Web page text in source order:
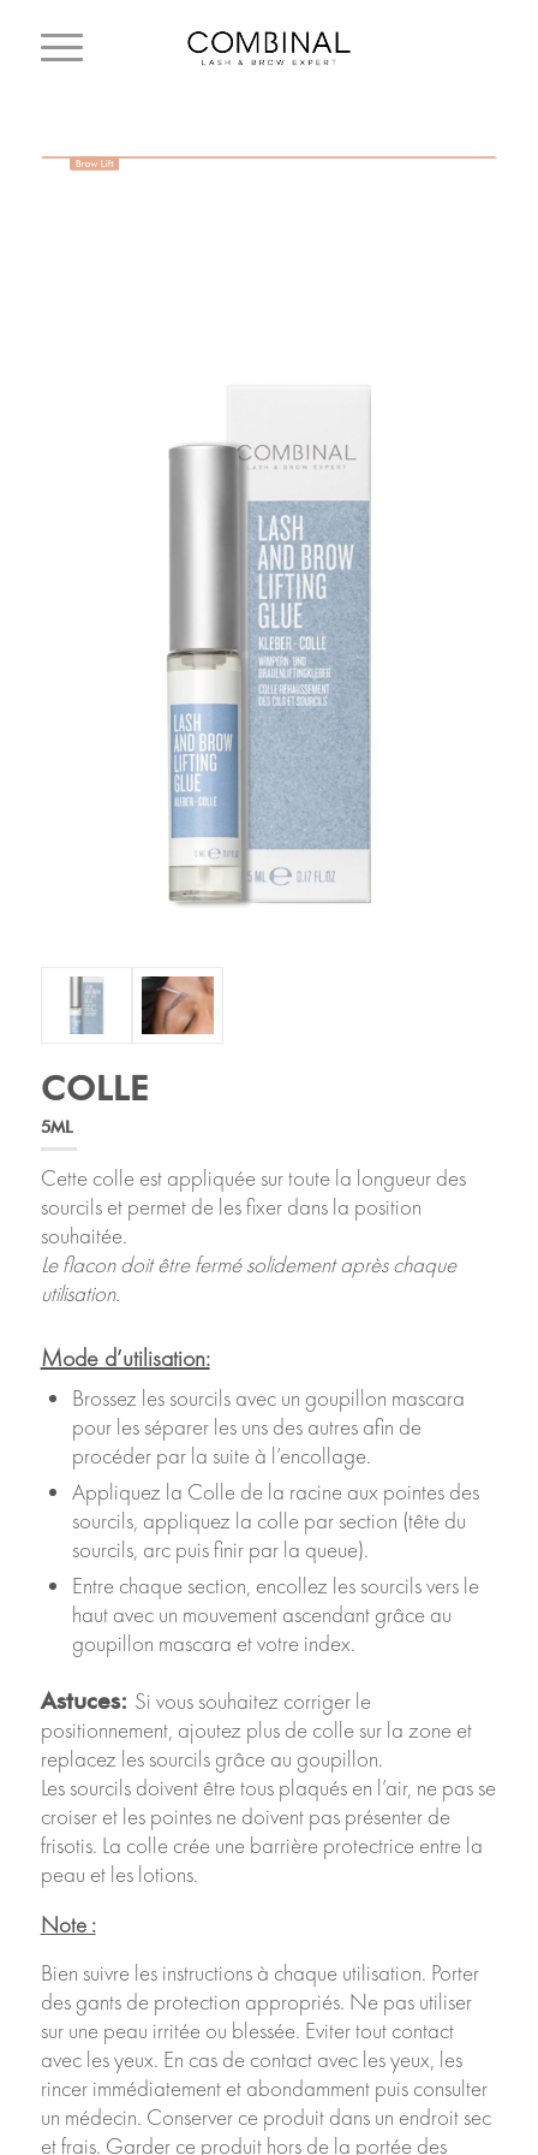
COLLE
5ML
Cette colle est appliquée sur toute la longueur des
sourcils et permet de les fixer dans la position
souhaitée.
Le flacon doit être fermé solidement après chaque
utilisation.
Mode d’utilisation:
Brossez les sourcils avec un goupillon mascara
pour les séparer les uns des autres afin de
procéder par la suite à l’encollage.
Appliquez la Colle de la racine aux pointes des
sourcils, appliquez la colle par section (tête du
sourcils, arc puis finir par la queue).
Entre chaque section, encollez les sourcils vers le
haut avec un mouvement ascendant grâce au
goupillon mascara et votre index.
Astuces: Si vous souhaitez corriger le
positionnement, ajoutez plus de colle sur la zone et
replacez les sourcils grâce au goupillon.
Les sourcils doivent être tous plaqués en l’air, ne pas se
croiser et les pointes ne doivent pas présenter de
frisotis. La colle crée une barrière protectrice entre la
peau et les lotions.
Note :
Bien suivre les instructions à chaque utilisation. Porter
des gants de protection appropriés. Ne pas utiliser
sur une peau irritée ou blessée. Eviter tout contact
avec les yeux. En cas de contact avec les yeux, les
rincer immédiatement et abondamment puis consulter
un médecin. Conserver ce produit dans un endroit sec
et frais. Garder ce produit hors de la portée des